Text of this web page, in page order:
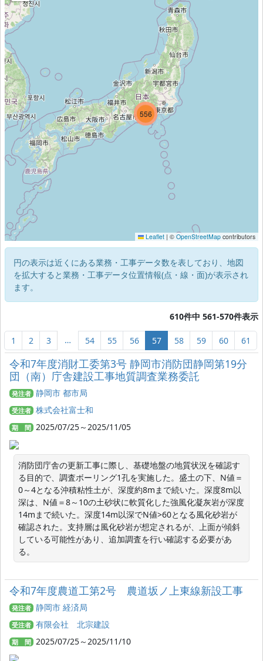
556
257
607
Leaflet | © OpenStreetMap contributors
円の表示は近くにある業務・工事データ数を表しており、地図
を拡大すると業務・工事データ位置情報(点・線・面)が表示され
ます。
610件中 561-570件表示
1 2 3 … 54 55 56 57 58 59 60 61
令和7年度消財工委第3号 静岡市消防団静岡第19分
団（南）庁舎建設工事地質調査業務委託
発注者 静岡市 都市局
受注者 株式会社富士和
期 間 2025/07/25～2025/11/05
消防団庁舎の更新工事に際し、基礎地盤の地質状況を確認す
る目的で、調査ボーリング1孔を実施した。盛土の下、N値＝
0～4となる沖積粘性土が、深度約8mまで続いた。深度8m以
深は、N値＝8～10の土砂状に軟質化した強風化凝灰岩が深度
14mまで続いた。深度14m以深でN値>60となる風化砂岩が
確認された。支持層は風化砂岩が想定されるが、上面が傾斜
している可能性があり、追加調査を行い確認する必要があ
る。
令和7年度農道工第2号 農道坂ノ上東線新設工事
発注者 静岡市 経済局
受注者 有限会社 北宗建設
期 間 2025/07/25～2025/11/10